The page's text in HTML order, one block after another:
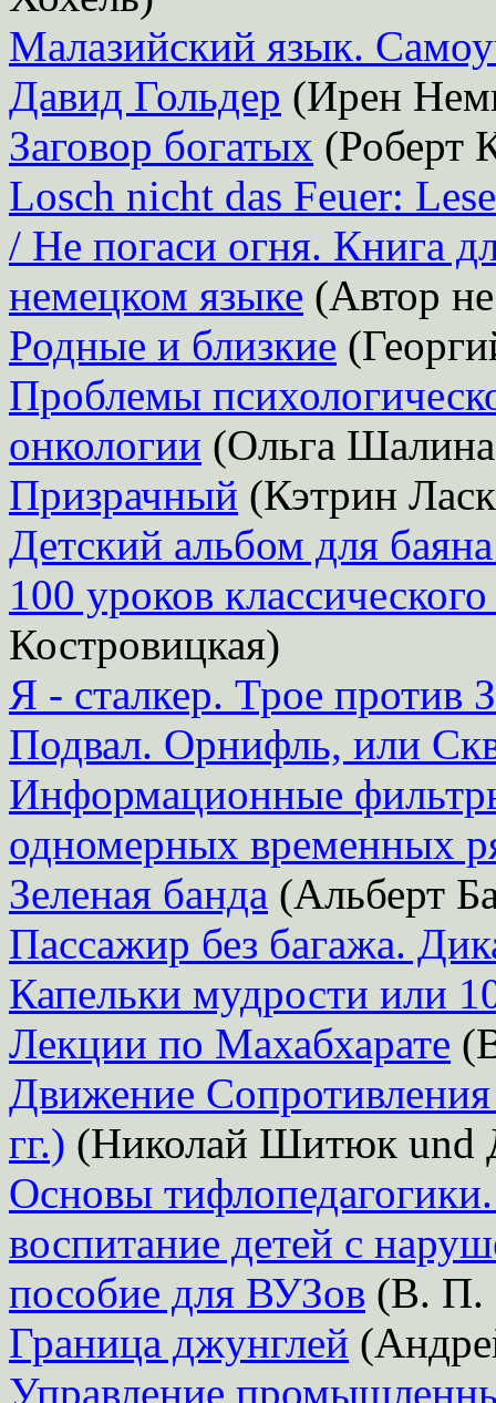
Малазийский язык.
Давид Гольдер (Ирен
Заговор богатых (Роберт
Losch nicht das Feuer:
/ Не погаси огня. Книга
немецком языке (Автор
Родные и близкие
Проблемы
онкологии (Ольга
Призрачный (Кэтрин
Детский альбом для
100 уроков
Костровицкая)
Я - сталкер. Трое против
Подвал. Орнифль, или
Информационные
одномерных временных
Зеленая банда (Альберт
Пассажир без багажа.
Капельки мудрости или
Лекции по Махабхарате
Движение
гг.) (Николай Шитюк und
Основы
воспитание детей с
пособие для ВУЗов (В. П.
Граница джунглей
Управление